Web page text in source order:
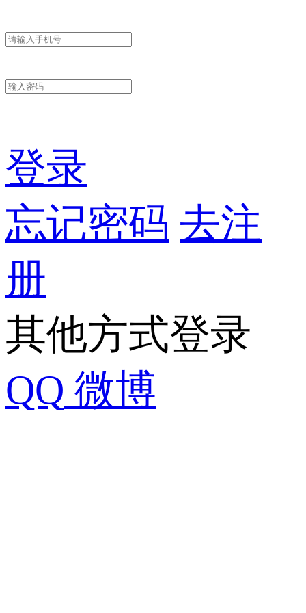
登录
忘记密码 去注
册
其他方式登录
QQ 微博